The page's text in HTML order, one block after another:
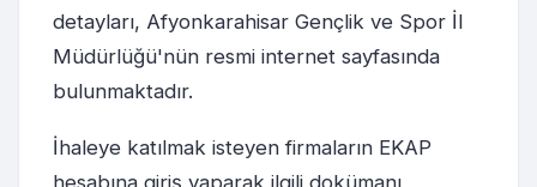
detayları, Afyonkarahisar Gençlik ve Spor İl
Müdürlüğü'nün resmi internet sayfasında
bulunmaktadır.
İhaleye katılmak isteyen firmaların EKAP
hesabına giriş yaparak ilgili dokümanı